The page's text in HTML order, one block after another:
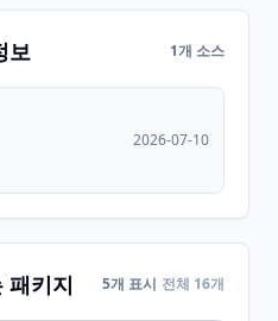
보 1개 소스
2026-07-10
패키지 5개 표시 전체 16개